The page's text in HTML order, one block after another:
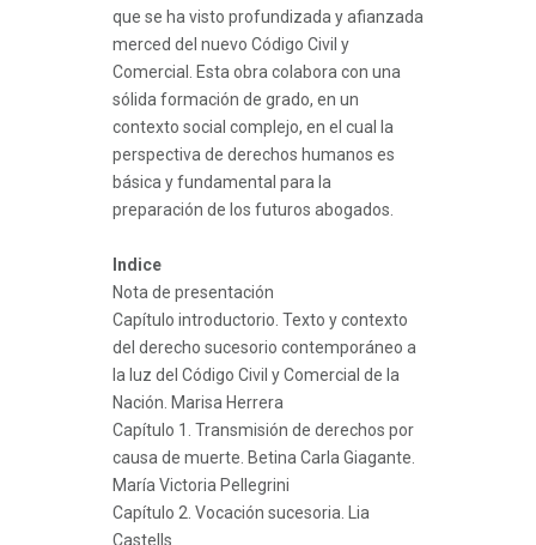
que se ha visto profundizada y afianzada
merced del nuevo Código Civil y
Comercial. Esta obra colabora con una
sólida formación de grado, en un
contexto social complejo, en el cual la
perspectiva de derechos humanos es
básica y fundamental para la
preparación de los futuros abogados.
Indice
Nota de presentación
Capítulo introductorio. Texto y contexto
del derecho sucesorio contemporáneo a
la luz del Código Civil y Comercial de la
Nación. Marisa Herrera
Capítulo 1. Transmisión de derechos por
causa de muerte. Betina Carla Giagante.
María Victoria Pellegrini
Capítulo 2. Vocación sucesoria. Lia
Castells